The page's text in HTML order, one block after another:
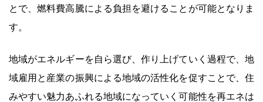
とで、燃料費高騰による負担を避けることが可能となりま
す。
地域がエネルギーを自ら選び、作り上げていく過程で、地
域雇用と産業の振興による地域の活性化を促すことで、住
みやすい魅力あふれる地域になっていく可能性を再エネは